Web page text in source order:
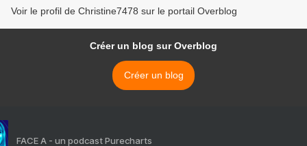
Voir le profil de Christine7478 sur le portail Overblog
Créer un blog sur Overblog
Créer un blog
FACE A - un podcast Purecharts